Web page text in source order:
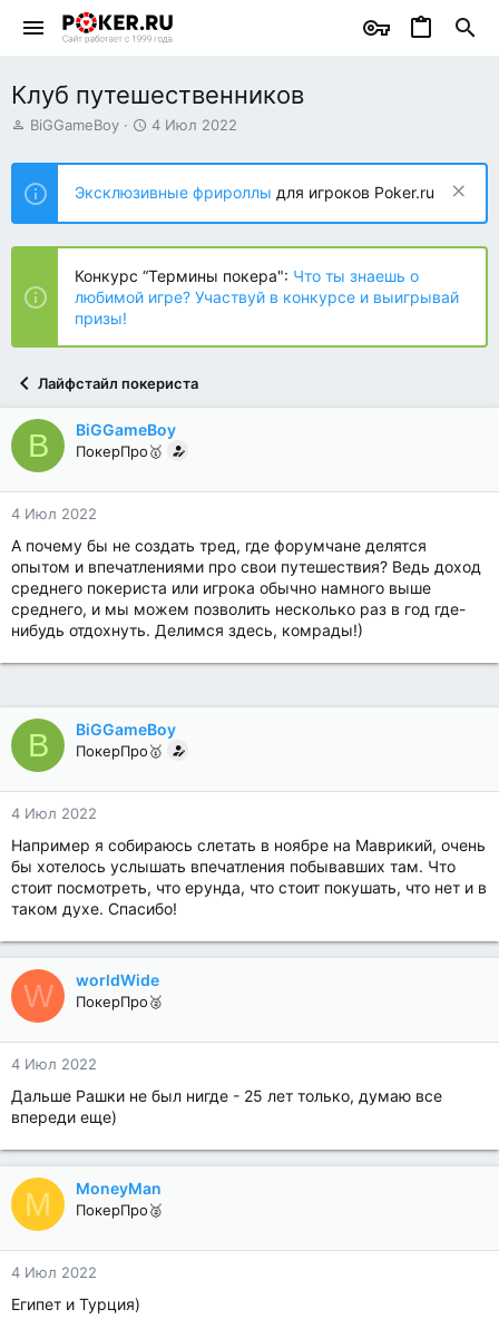
Клуб путешественников
А
т
о
р
т
е
ы
BiGGameBoy
Д
т
н
а
ч
л
а
4 Июл 2022
Эксклюзивные фрироллы для игроков Poker.ru
Конкурс “Термины покера": Что ты знаешь о
любимой игре? Участвуй в конкурсе и выигрывай
призы!
Лайфстайл покериста
B BiGGameBoy
ПокерПро🥇
4 Июл 2022
А почему бы не создать тред, где форумчане делятся
опытом и впечатлениями про свои путешествия? Ведь доход
среднего покериста или игрока обычно намного выше
среднего, и мы можем позволить несколько раз в год где-
нибудь отдохнуть. Делимся здесь, комрады!)
B BiGGameBoy
ПокерПро🥇
4 Июл 2022
Например я собираюсь слетать в ноябре на Маврикий, очень
бы хотелось услышать впечатления побывавших там. Что
стоит посмотреть, что ерунда, что стоит покушать, что нет и в
таком духе. Спасибо!
W worldWide
ПокерПро🥈
4 Июл 2022
Дальше Рашки не был нигде - 25 лет только, думаю все
впереди еще)
M MoneyMan
ПокерПро🥈
4 Июл 2022
Египет и Турция)